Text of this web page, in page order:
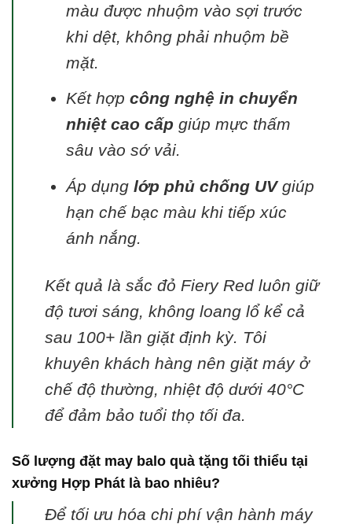
màu được nhuộm vào sợi trước
khi dệt, không phải nhuộm bề
mặt.
Kết hợpcông nghệ in chuyển
nhiệt cao cấp giúp mực thấm
sâu vào sớ vải.
Áp dụnglớp phủ chống UVgiúp
hạn chế bạc màu khi tiếp xúc
ánh nắng.
Kết quả là sắc đỏ Fiery Red luôn giữ
độ tươi sáng, không loang lổ kể cả
sau 100+ lần giặt định kỳ. Tôi
khuyên khách hàng nên giặt máy ở
chế độ thường, nhiệt độ dưới 40°C
để đảm bảo tuổi thọ tối đa.
Số lượng đặt may balo quà tặng tối thiểu tại
xưởng Hợp Phát là bao nhiêu?
Để tối ưu hóa chi phí vận hành máy